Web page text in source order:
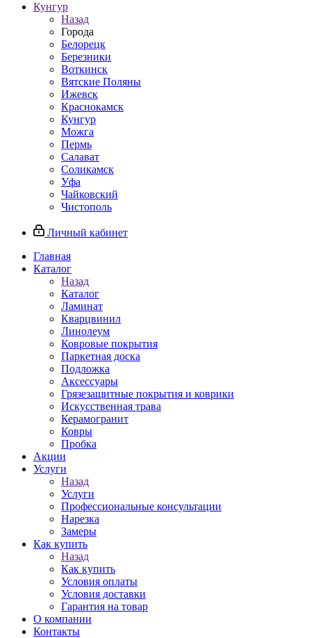
Кунгур
Назад
Города
Белорецк
Березники
Воткинск
Вятские Поляны
Ижевск
Краснокамск
Кунгур
Можга
Пермь
Салават
Соликамск
Уфа
Чайковский
Чистополь
Личный кабинет
Главная
Каталог
Назад
Каталог
Ламинат
Кварцвинил
Линолеум
Ковровые покрытия
Паркетная доска
Подложка
Аксессуары
Грязезащитные покрытия и коврики
Искусственная трава
Керамогранит
Ковры
Пробка
Акции
Услуги
Назад
Услуги
Профессиональные консультации
Нарезка
Замеры
Как купить
Назад
Как купить
Условия оплаты
Условия доставки
Гарантия на товар
О компании
Контакты